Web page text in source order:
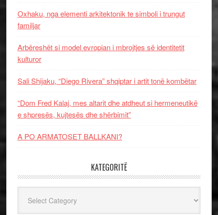
Oxhaku, nga elementi arkitektonik te simboli i trungut
familjar
Arbëreshët si model evropian i mbrojtjes së identitetit
kulturor
Sali Shijaku, “Diego Rivera” shqiptar i artit tonë kombëtar
“Dom Fred Kalaj, mes altarit dhe atdheut si hermeneutikë
e shpresës, kujtesës dhe shërbimit”
A PO ARMATOSET BALLKANI?
KATEGORITË